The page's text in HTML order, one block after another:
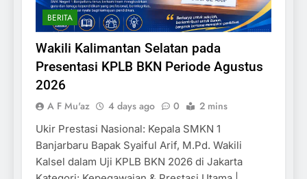
BERITA
Wakili Kalimantan Selatan pada
Presentasi KPLB BKN Periode Agustus
2026
A F Mu'az 4 days ago 0 2 mins
Ukir Prestasi Nasional: Kepala SMKN 1
Banjarbaru Bapak Syaiful Arif, M.Pd. Wakili
Kalsel dalam Uji KPLB BKN 2026 di Jakarta